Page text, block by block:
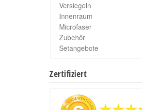
Versiegeln
Innenraum
Microfaser
Zubehör
Setangebote
Zertifiziert